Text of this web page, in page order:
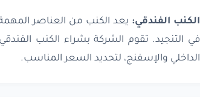
الكنب الفندقي: يعد الكنب من العناصر
في التنجيد. تقوم الشركة بشراء الكنب
الداخلي والإسفنج، لتحديد السعر المناسب.